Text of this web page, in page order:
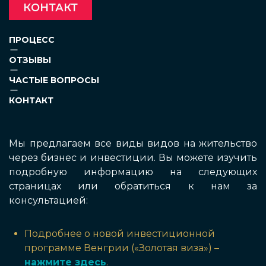
КОНТАКТ
ПРОЦЕСС
ОТЗЫВЫ
ЧАСТЫЕ ВОПРОСЫ
КОНТАКТ
Мы предлагаем все виды видов на жительство
через бизнес и инвестиции. Вы можете изучить
подробную информацию на следующих
страницах или обратиться к нам за
консультацией:
Подробнее о новой инвестиционной
программе Венгрии («Золотая виза») –
нажмите здесь.